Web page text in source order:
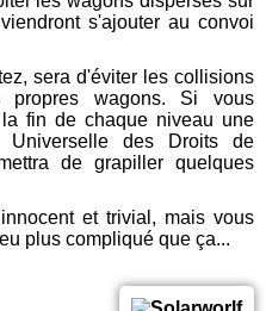
s'ajouter au convoi
sera d'éviter les collisions
wagons. Si vous
fin de chaque niveau une
Universelle des Droits de
de grapiller quelques
et trivial, mais vous
plus compliqué que ça...